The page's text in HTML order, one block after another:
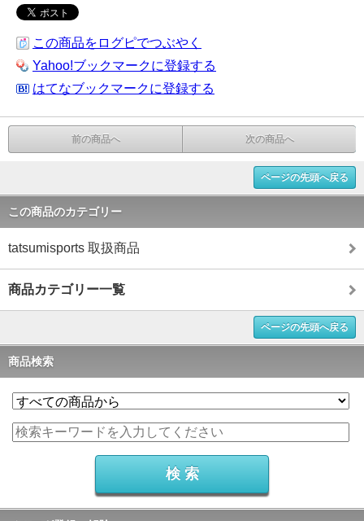
この商品をログピでつぶやく
Yahoo!ブックマークに登録する
はてなブックマークに登録する
前の商品へ 次の商品へ
ページの先頭へ戻る
この商品のカテゴリー
tatsumisports 取扱商品
商品カテゴリー一覧
ページの先頭へ戻る
商品検索